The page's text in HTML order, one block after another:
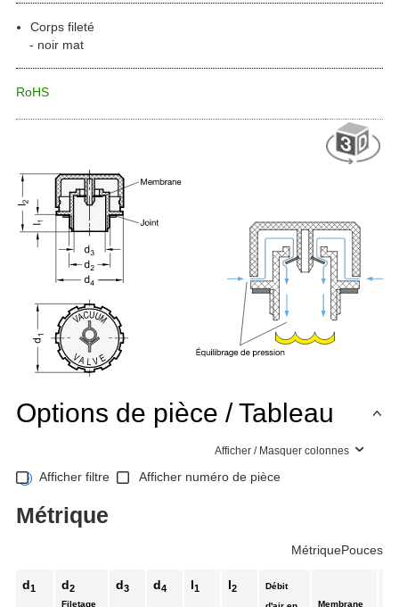
Corps fileté
noir mat
RoHS
Options de pièce / Tableau
Afficher / Masquer colonnes
Afficher filtre Afficher numéro de pièce
Métrique
MétriquePouces
d1 d2
Filetage
d3 d4 l1 l2
Débit
Membrane